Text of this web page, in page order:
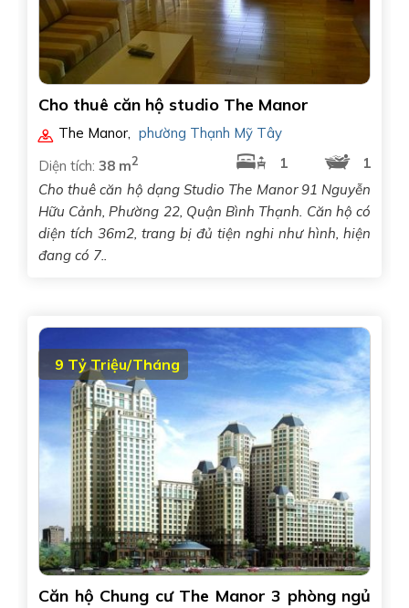
Cho thuê căn hộ studio The Manor
The Manor
phường Thạnh Mỹ Tây
Diện tích: 38 m2 1
1
Cho thuê căn hộ dạng Studio The Manor 91 Nguyễn
Hữu Cảnh, Phường 22, Quận Bình Thạnh. Căn hộ có
diện tích 36m2, trang bị đủ tiện nghi như hình, hiện
đang có 7..
9 Tỷ Triệu/Tháng
Căn hộ Chung cư The Manor 3 phòng ngủ